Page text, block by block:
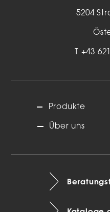
5204
+43
Produkte
Über uns